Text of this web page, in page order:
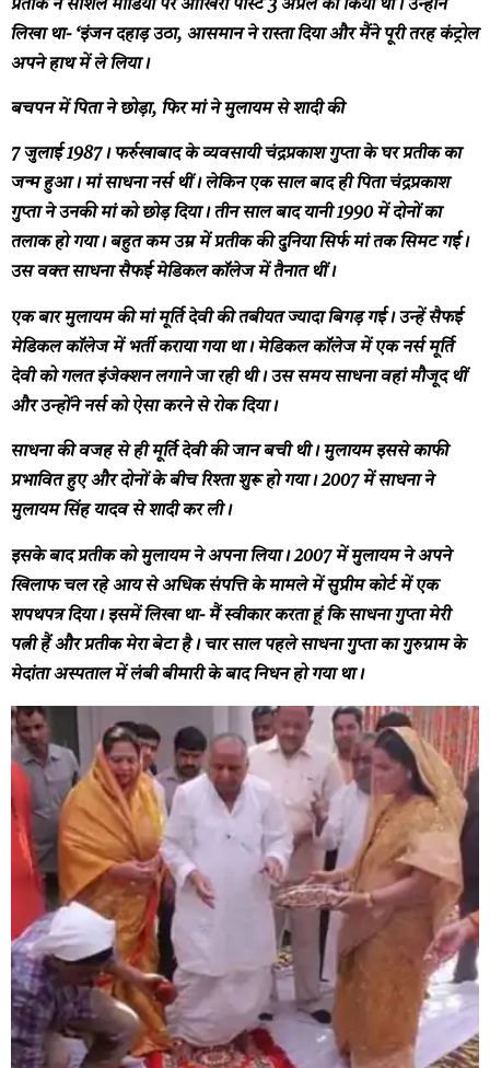
प्रतीक ने सोशल मीडिया पर आखिरी पोस्ट 3 अप्रैल को किया था। उन्होंने
लिखा था- ‘इंजन दहाड़ उठा, आसमान ने रास्ता दिया और मैंने पूरी तरह कंट्रोल
अपने हाथ में ले लिया।
बचपन में पिता ने छोड़ा, फिर मां ने मुलायम से शादी की
7 जुलाई 1987। फर्रुखाबाद के व्यवसायी चंद्रप्रकाश गुप्ता के घर प्रतीक का
जन्म हुआ। मां साधना नर्स थीं। लेकिन एक साल बाद ही पिता चंद्रप्रकाश
गुप्ता ने उनकी मां को छोड़ दिया। तीन साल बाद यानी 1990 में दोनों का
तलाक हो गया। बहुत कम उम्र में प्रतीक की दुनिया सिर्फ मां तक सिमट गई।
उस वक्त साधना सैफई मेडिकल कॉलेज में तैनात थीं।
एक बार मुलायम की मां मूर्ति देवी की तबीयत ज्यादा बिगड़ गई। उन्हें सैफई
मेडिकल कॉलेज में भर्ती कराया गया था। मेडिकल कॉलेज में एक नर्स मूर्ति
देवी को गलत इंजेक्शन लगाने जा रही थी। उस समय साधना वहां मौजूद थीं
और उन्होंने नर्स को ऐसा करने से रोक दिया।
साधना की वजह से ही मूर्ति देवी की जान बची थी। मुलायम इससे काफी
प्रभावित हुए और दोनों के बीच रिश्ता शुरू हो गया। 2007 में साधना ने
मुलायम सिंह यादव से शादी कर ली।
इसके बाद प्रतीक को मुलायम ने अपना लिया। 2007 में मुलायम ने अपने
खिलाफ चल रहे आय से अधिक संपत्ति के मामले में सुप्रीम कोर्ट में एक
शपथपत्र दिया। इसमें लिखा था-मैं स्वीकार करता हूं कि साधना गुप्ता मेरी
पत्नी हैं और प्रतीक मेरा बेटा है।चार साल पहले साधना गुप्ता का गुरुग्राम के
मेदांता अस्पताल में लंबी बीमारी के बाद निधन हो गया था।